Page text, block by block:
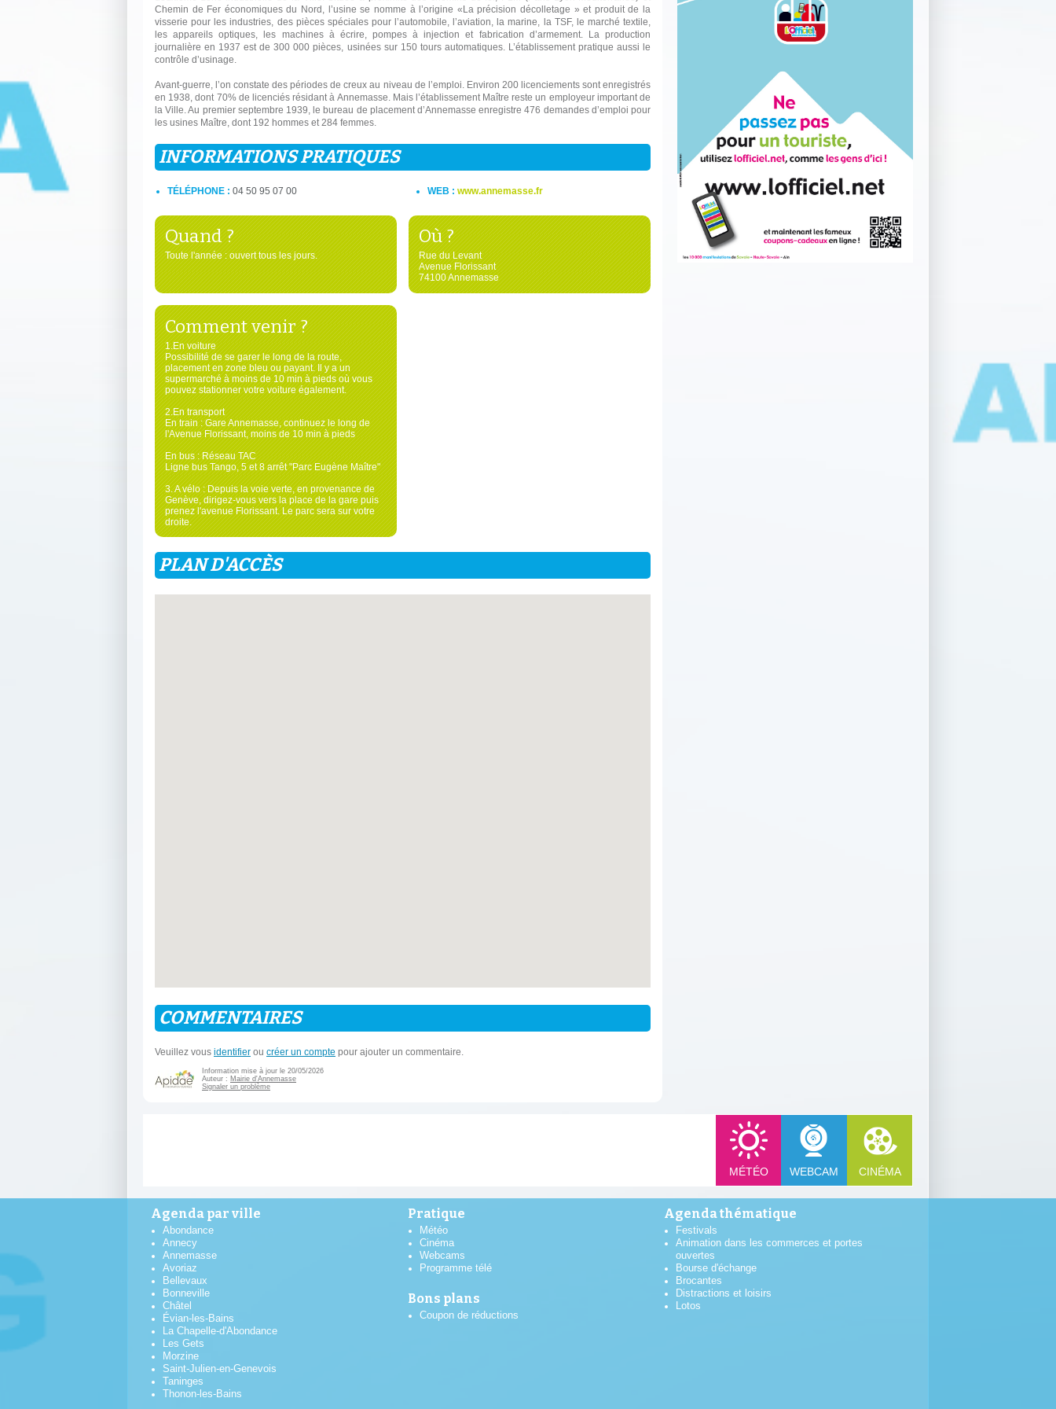
Chemin de Fer économiques du Nord, l’usine se nomme à l’origine «La précision décolletage » et produit de la
visserie pour les industries, des pièces spéciales pour l’automobile, l’aviation, la marine, la TSF, le marché textile,
les appareils optiques, les machines à écrire, pompes à injection et fabrication d’armement. La production
journalière en 1937 est de 300 000 pièces, usinées sur 150 tours automatiques. L’établissement pratique aussi le
contrôle d’usinage.
Avant-guerre, l’on constate des périodes de creux au niveau de l’emploi. Environ 200 licenciements sont enregistrés
en 1938, dont 70% de licenciés résidant à Annemasse. Mais l’établissement Maître reste un employeur important de
la Ville. Au premier septembre 1939, le bureau de placement d’Annemasse enregistre 476 demandes d’emploi pour
les usines Maître, dont 192 hommes et 284 femmes.
INFORMATIONS PRATIQUES
TÉLÉPHONE : 04 50 95 07 00 WEB : www.annemasse.fr
Quand ?
Toute l'année : ouvert tous les jours.
Où ?
Rue du Levant
Avenue Florissant
74100 Annemasse
Comment venir ?
1.En voiture
Possibilité de se garer le long de la route,
placement en zone bleu ou payant. Il y a un
supermarché à moins de 10 min à pieds où vous
pouvez stationner votre voiture également.
2.En transport
En train : Gare Annemasse, continuez le long de
l'Avenue Florissant, moins de 10 min à pieds
En bus : Réseau TAC
Ligne bus Tango, 5 et 8 arrêt "Parc Eugène Maître"
3. A vélo : Depuis la voie verte, en provenance de
Genève, dirigez-vous vers la place de la gare puis
prenez l'avenue Florissant. Le parc sera sur votre
droite.
PLAN D'ACCÈS
COMMENTAIRES
Veuillez vous identifier ou créer un compte pour ajouter un commentaire.
Information mise à jour le 20/05/2026
Auteur : Mairie d'Annemasse
Signaler un problème
MÉTÉO WEBCAM CINÉMA
Agenda par ville
Abondance
Annecy
Annemasse
Avoriaz
Bellevaux
Bonneville
Châtel
Évian-les-Bains
La Chapelle-d'Abondance
Les Gets
Morzine
Saint-Julien-en-Genevois
Taninges
Thonon-les-Bains
Pratique
Météo
Cinéma
Webcams
Programme télé
Bons plans
Coupon de réductions
Agenda thématique
Festivals
Animation dans les commerces et portes
ouvertes
Bourse d'échange
Brocantes
Distractions et loisirs
Lotos